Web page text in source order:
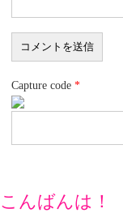
Capture code *
こんばんは！